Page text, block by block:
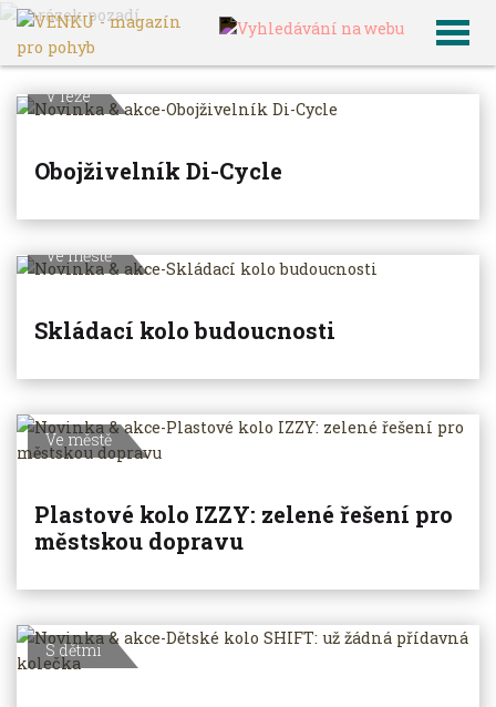
VENKU Archiv článků
V leže
Obojživelník Di-Cycle
Ve městě
Skládací kolo budoucnosti
Ve městě
Plastové kolo IZZY: zelené řešení pro
městskou dopravu
S dětmi